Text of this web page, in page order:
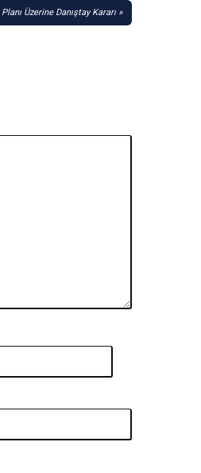
Üzerine Danıştay Kararı